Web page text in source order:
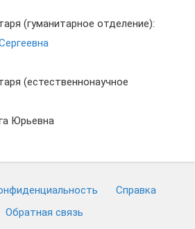
(гуманитарное отделение):
(естественнонаучное
Юрьевна
Cправка
Обратная связь